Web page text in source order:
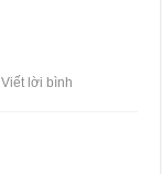
Viết lời bình